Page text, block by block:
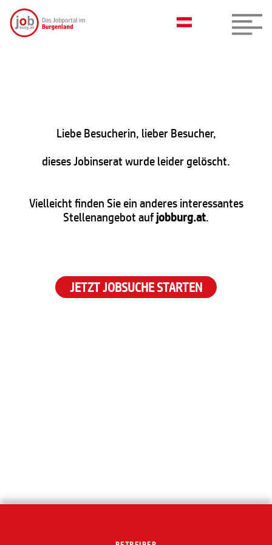
Liebe Besucherin, lieber Besucher,
dieses Jobinserat wurde leider gelöscht.
Vielleicht finden Sie ein anderes interessantes
Stellenangebot aufjobburg.at.
JETZT JOBSUCHE STARTEN